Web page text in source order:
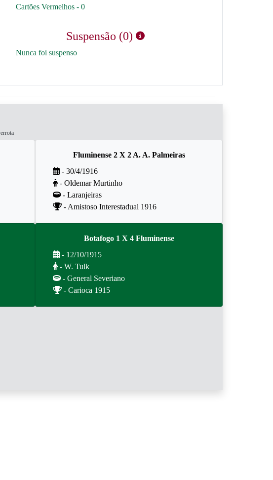
Cartões Vermelhos - 0
Suspensão (0)
Nunca foi suspenso
Fluminense 2 X 2 A. A. Palmeiras
- 30/4/1916
- Oldemar Murtinho
- Laranjeiras
- Amistoso Interestadual 1916
Botafogo 1 X 4 Fluminense
- 12/10/1915
- W. Tulk
- General Severiano
- Carioca 1915